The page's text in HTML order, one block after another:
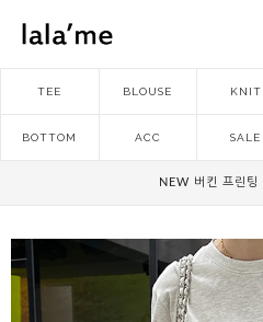
TEE BLOUSE KNIT
BOTTOM ACC SALE
NEW 버킨 프린